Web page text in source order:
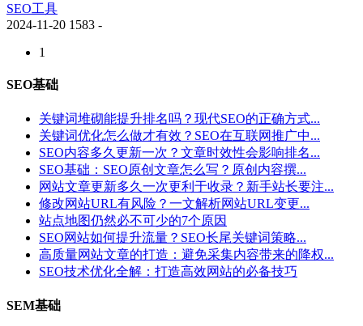
SEO工具
2024-11-20 1583 -
1
SEO基础
关键词堆砌能提升排名吗？现代SEO的正确方式...
关键词优化怎么做才有效？SEO在互联网推广中...
SEO内容多久更新一次？文章时效性会影响排名...
SEO基础：SEO原创文章怎么写？原创内容撰...
网站文章更新多久一次更利于收录？新手站长要注...
修改网站URL有风险？一文解析网站URL变更...
站点地图仍然必不可少的7个原因
SEO网站如何提升流量？SEO长尾关键词策略...
高质量网站文章的打造：避免采集内容带来的降权...
SEO技术优化全解：打造高效网站的必备技巧
SEM基础